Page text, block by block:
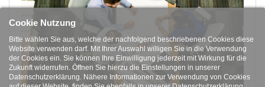
Cookie Nutzung
Bitte wählen Sie aus, welche der nachfolgend beschriebenen Cookies diese
Website verwenden darf. Mit Ihrer Auswahl willigen Sie in die Verwendung
der Cookies ein. Sie können Ihre Einwilligung jederzeit mit Wirkung für die
Zukunft widerrufen. Öffnen Sie hierzu die Einstellungen in unserer
Datenschutzerklärung. Nähere Informationen zur Verwendung von Cookies